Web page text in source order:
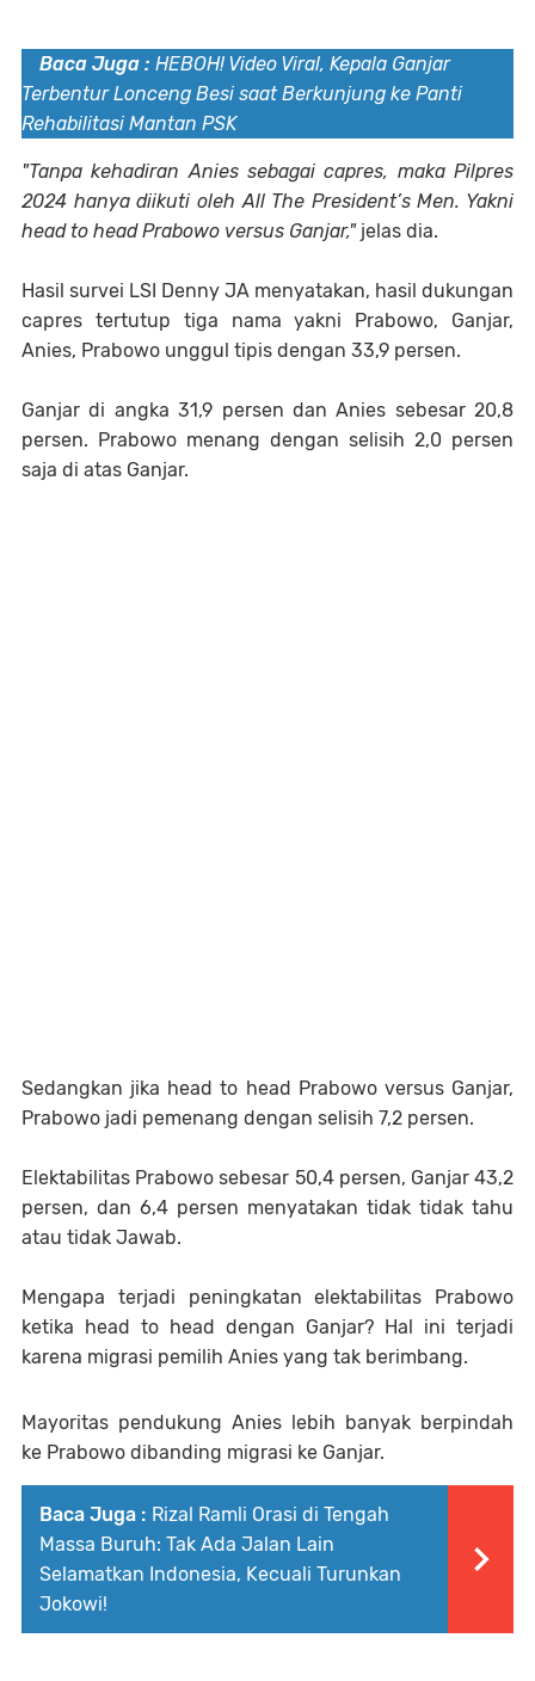
Baca Juga : HEBOH! Video Viral, Kepala Ganjar
Terbentur Lonceng Besi saat Berkunjung ke Panti
Rehabilitasi Mantan PSK
"Tanpa kehadiran Anies sebagai capres, maka Pilpres
2024 hanya diikuti oleh All The President’s Men. Yakni
head to head Prabowo versus Ganjar,"jelas dia.
Hasil survei LSI Denny JA menyatakan, hasil dukungan
capres tertutup tiga nama yakni Prabowo, Ganjar,
Anies, Prabowo unggul tipis dengan 33,9 persen.
Ganjar di angka 31,9 persen dan Anies sebesar 20,8
persen. Prabowo menang dengan selisih 2,0 persen
saja di atas Ganjar.
Sedangkan jika head to head Prabowo versus Ganjar,
Prabowo jadi pemenang dengan selisih 7,2 persen.
Elektabilitas Prabowo sebesar 50,4 persen, Ganjar 43,2
persen, dan 6,4 persen menyatakan tidak tidak tahu
atau tidak Jawab.
Mengapa terjadi peningkatan elektabilitas Prabowo
ketika head to head dengan Ganjar? Hal ini terjadi
karena migrasi pemilih Anies yang tak berimbang.
Mayoritas pendukung Anies lebih banyak berpindah
ke Prabowo dibanding migrasi ke Ganjar.
Baca Juga : Rizal Ramli Orasi di Tengah
Massa Buruh: Tak Ada Jalan Lain
Selamatkan Indonesia, Kecuali Turunkan
Jokowi!